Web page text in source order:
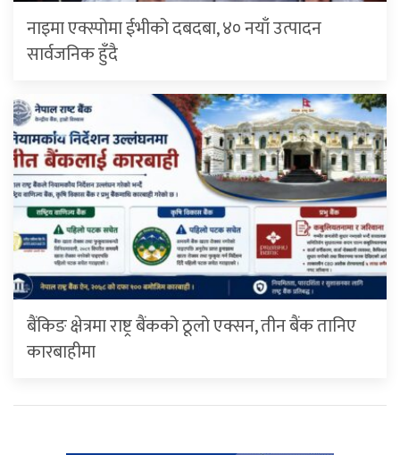
नाइमा एक्स्पोमा ईभीको दबदबा, ४० नयाँ उत्पादन
सार्वजनिक हुँदै
बैंकिङ क्षेत्रमा राष्ट्र बैंकको ठूलो एक्सन, तीन बैंक तानिए
कारबाहीमा